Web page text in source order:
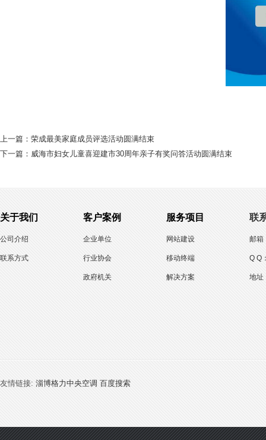
上一篇： 荣成最美家庭成员评选活动圆满结束
下一篇： 威海市妇女儿童喜迎建市30周年亲子有奖问答活动圆满结束
关于我们
公司介绍
联系方式
客户案例
企业单位
行业协会
政府机关
服务项目
网站建设
移动终端
解决方案
联
邮箱
Q Q
地址
友情链接: 淄博格力中央空调 百度搜索